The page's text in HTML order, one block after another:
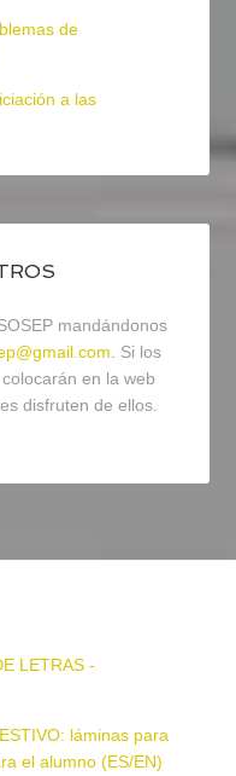
de
a las
mandándonos
. Si los
en la web
disfruten de ellos.
LETRAS -
láminas para
el alumno (ES/EN)